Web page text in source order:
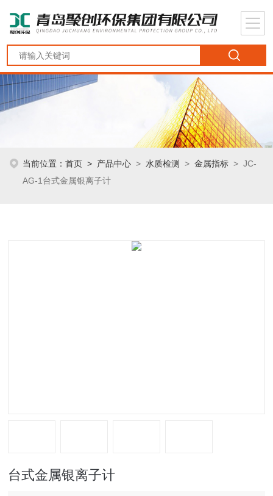
当前位置：首页 > 产品中心 >水质检测 >金属指标 > JC-
AG-1台式金属银离子计
台式金属银离子计